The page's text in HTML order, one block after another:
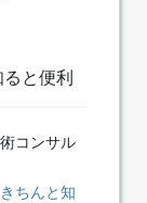
と便利
コンサル
ちんと知